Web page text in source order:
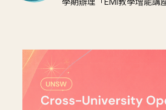
學期辦理「EMI教學增能講